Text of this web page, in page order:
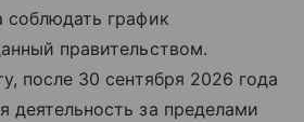
соблюдать график
правительством.
после 30 сентября 2026 года
деятельность за пределами